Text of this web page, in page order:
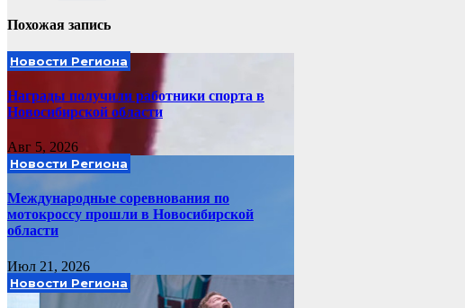
Похожая запись
Новости Региона
Награды получили работники спорта в
Новосибирской области
Авг 5, 2026
Новости Региона
Международные соревнования по
мотокроссу прошли в Новосибирской
области
Июл 21, 2026
Новости Региона